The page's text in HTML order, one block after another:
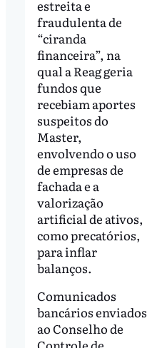
estreita e
fraudulenta de
“ciranda
financeira”, na
qual a Reag geria
fundos que
recebiam aportes
suspeitos do
Master,
envolvendo o uso
de empresas de
fachada e a
valorização
artificial de ativos,
como precatórios,
para inflar
balanços.
Comunicados
bancários enviados
ao Conselho de